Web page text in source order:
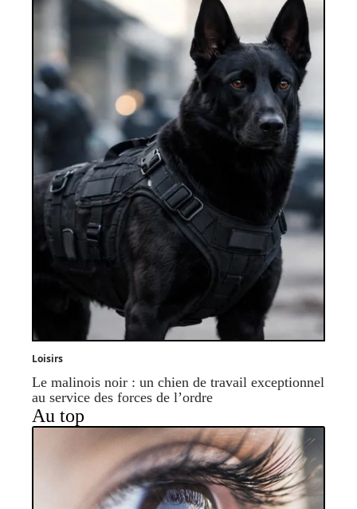
Loisirs
Le malinois noir : un chien de travail exceptionnel
au service des forces de l’ordre
Au top